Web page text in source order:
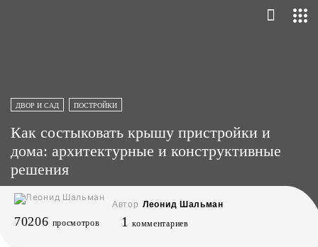
ДВОР И САД ПОСТРОЙКИ
Как состыковать крышу пристройки и
дома: архитектурные и конструктивные
решения
Автор Леонид Шальман
70206 просмотров 1 комментариев